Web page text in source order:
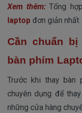
Xem thêm: Tổng hợp
laptop đơn giản nhất
Cần chuẩn
bàn phím
Trước khi thay bàn
chuyên dụng để
những cửa hàng